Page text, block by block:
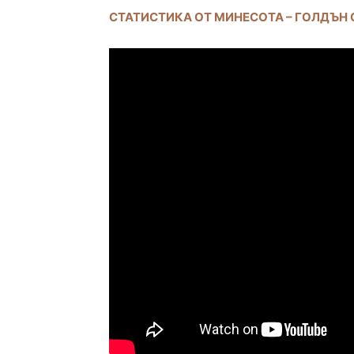
СТАТИСТИКА ОТ МИНЕСОТА – ГОЛДЪН